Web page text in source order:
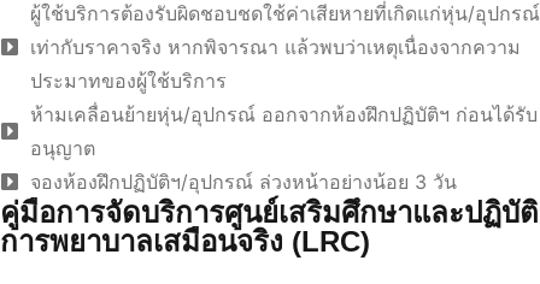
ผู้ใช้บริการต้องรับผิดชอบชดใช้ค่าเสียหายที่เกิดแก่หุ่น/อุปกรณ์
เท่ากับราคาจริง หากพิจารณา แล้วพบว่าเหตุเนื่องจากความ
ประมาทของผู้ใช้บริการ
ห้ามเคลื่อนย้ายหุ่น/อุปกรณ์ ออกจากห้องฝึกปฏิบัติฯ ก่อนได้รับ
อนุญาต
จองห้องฝึกปฏิบัติฯ/อุปกรณ์ ล่วงหน้าอย่างน้อย 3 วัน
คู่มือการจัดบริการศูนย์เสริมศึกษาและปฏิบัติ
การพยาบาลเสมือนจริง (LRC)